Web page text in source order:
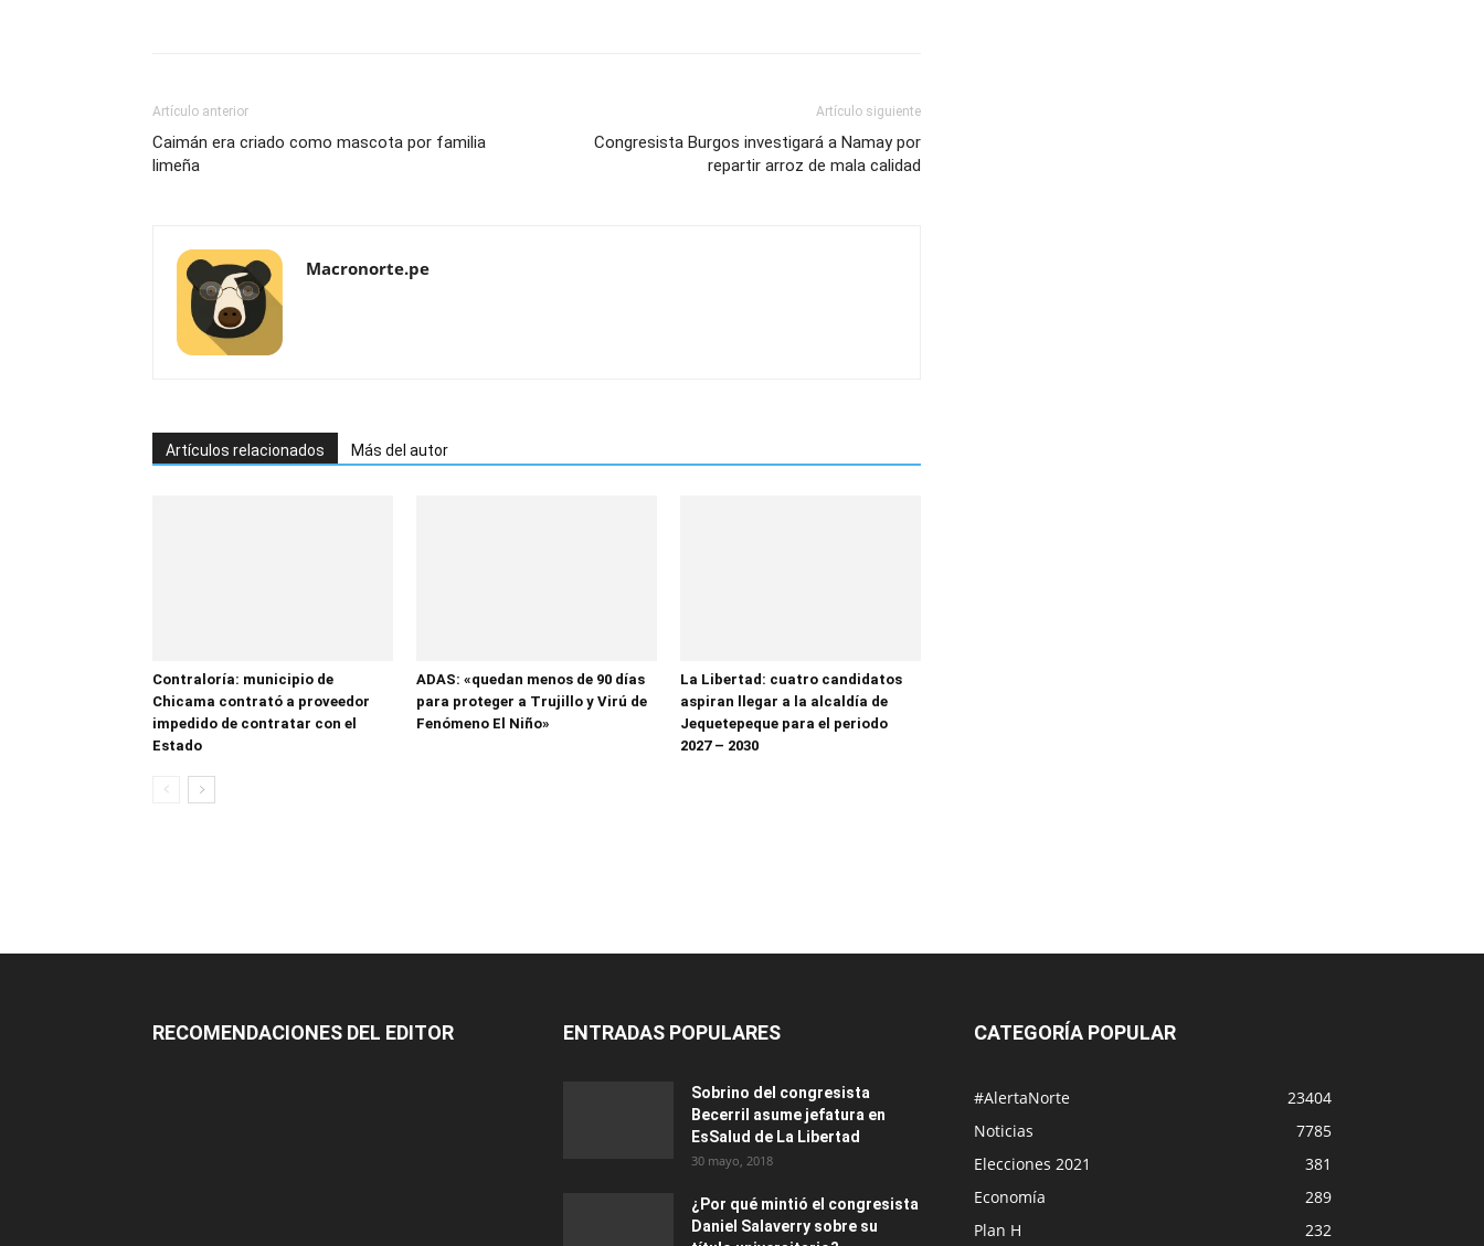
Artículo anterior
Caimán era criado como mascota por familia
limeña
Artículo siguiente
Congresista Burgos investigará a Namay por
repartir arroz de mala calidad
Macronorte.pe
Artículos relacionados Más del autor
Contraloría: municipio de
Chicama contrató a proveedor
impedido de contratar con el
Estado
ADAS: «quedan menos de 90 días
para proteger a Trujillo y Virú de
Fenómeno El Niño»
La Libertad: cuatro candidatos
aspiran llegar a la alcaldía de
Jequetepeque para el periodo
2027 – 2030
RECOMENDACIONES DEL EDITOR ENTRADAS POPULARES
Sobrino del congresista
Becerril asume jefatura en
EsSalud de La Libertad
30 mayo, 2018
¿Por qué mintió el congresista
Daniel Salaverry sobre su
CATEGORÍA POPULAR
#AlertaNorte
23404
Noticias
7785
Elecciones 2021
381
Economía
289
Plan H
232